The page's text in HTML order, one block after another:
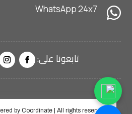

WhatsApp 24x7
by Coordinate | All rights reserved.